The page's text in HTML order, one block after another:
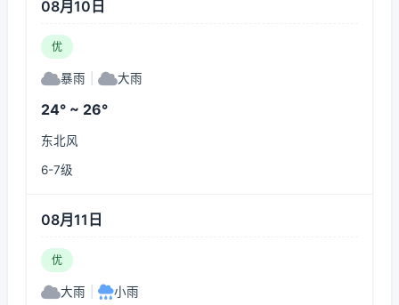
08月10日
优
暴雨 大雨
24° ~ 26°
东北风
6-7级
08月11日
优
大雨 小雨